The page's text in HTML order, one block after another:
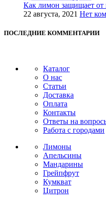
Как лимон защищает от
22 августа, 2021 Нет
ПОСЛЕДНИЕ КОММЕНТАРИИ
Каталог
О нас
Статьи
Доставка
Оплата
Контакты
Ответы на
Работа с городами
Лимоны
Апельсины
Мандарины
Грейпфрут
Кумкват
Цитрон